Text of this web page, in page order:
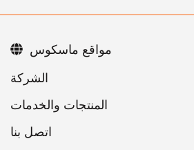
اتصل بنا
مواقع ماسكوس